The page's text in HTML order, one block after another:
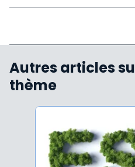
Autres articles
thème